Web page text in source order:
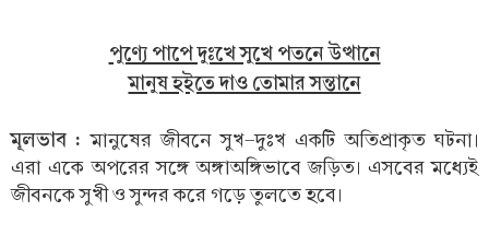
পুণ্যে পাপে দুঃখে সুখে পতনে উত্থানে
মানুষ হইতে দাও তোমার সন্তানে
মূলভাব : মানুষের জীবনে সুখ-দুঃখ একটি অতিপ্রাকৃত ঘটনা।
এরা একে অপরের সঙ্গে অঙ্গাঅঙ্গিভাবে জড়িত। এসবের মধ্যেই
জীবনকে সুখী ও সুন্দর করে গড়ে তুলতে হবে।